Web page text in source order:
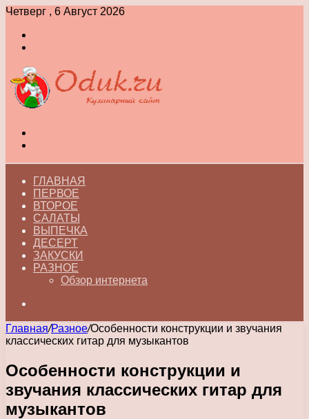
Четверг , 6 Август 2026
ГЛАВНАЯ
ПЕРВОЕ
ВТОРОЕ
САЛАТЫ
ВЫПЕЧКА
ДЕСЕРТ
ЗАКУСКИ
РАЗНОЕ
Обзор интернета
Главная/Разное/Особенности конструкции и звучания
классических гитар для музыкантов
Особенности конструкции и
звучания классических гитар для
музыкантов